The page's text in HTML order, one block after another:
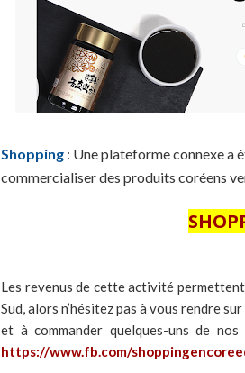
Shopping : Une plateforme connexe a
commercialiser des produits coréens
Les revenus de cette activité
Sud, alors n’hésitez pas à vous rendre sur
et à commander quelques-uns de
https://www.fb.com/